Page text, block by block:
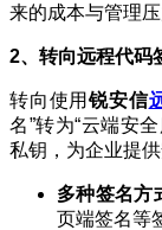
来的成本与管理压
2、转向远程代码
转向使用锐安信
名”转为“云端安
私钥，为企业提
多种签名方
页端签名等